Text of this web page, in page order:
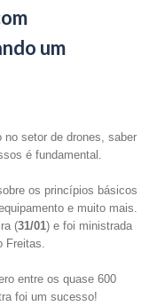
um
no setor de drones, saber
é fundamental.
os princípios básicos
e muito mais.
(31/01) e foi ministrada
Freitas.
entre os quase 600
foi um sucesso!